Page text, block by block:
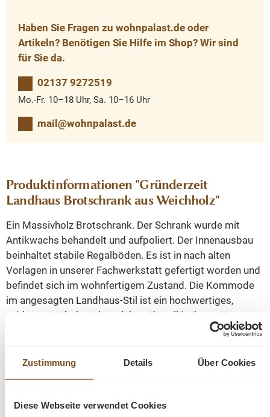
Zustimmung Details Über Cookies
Diese Webseite verwendet Cookies
Haben Sie Fragen zu wohnpalast.de oder
Artikeln? Benötigen Sie Hilfe im Shop? Wir sind
für Sie da.
02137 9272519
Mo.-Fr. 10–18 Uhr, Sa. 10–16 Uhr
mail@wohnpalast.de
Produktinformationen "Gründerzeit
Landhaus Brotschrank aus Weichholz"
Ein Massivholz Brotschrank. Der Schrank wurde mit
Antikwachs behandelt und aufpoliert. Der Innenausbau
beinhaltet stabile Regalböden. Es ist in nach alten
Vorlagen in unserer Fachwerkstatt gefertigt worden und
befindet sich im wohnfertigem Zustand. Die Kommode
im angesagten Landhaus-Stil ist ein hochwertiges,
zeitloses Möbelstück, welches überall in Ihrem Haus
einen prägenden Eindruck hinterlässt und eine gute Figur
Die Abmessungen: Höhe: 140 cm, Breite: 85 cm, Tiefe: